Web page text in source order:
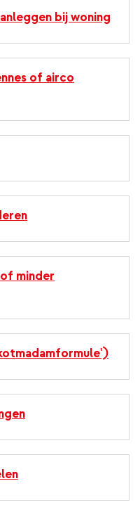
bij woning
of airco
minder